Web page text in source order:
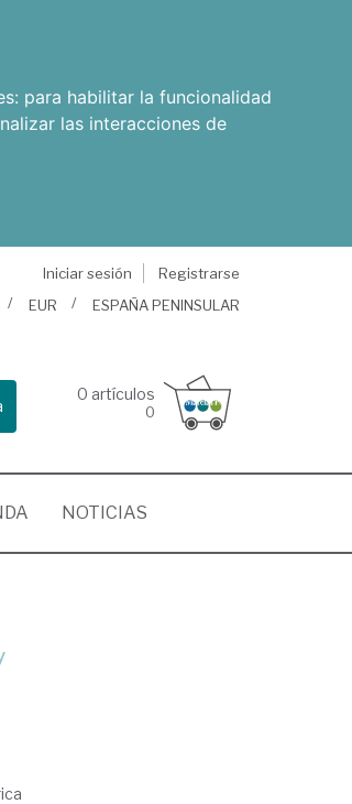
para habilitar la funcionalidad
las interacciones de
Iniciar sesión
Registrarse
EUR ESPAÑA PENINSULAR
0 artículos
0
NOTICIAS